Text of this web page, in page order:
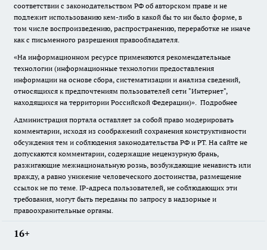
соответствии с законодательством РФ об авторском праве и не
подлежит использованию кем-либо в какой бы то ни было форме, в
том числе воспроизведению, распространению, переработке не иначе
как с письменного разрешения правообладателя.
«На информационном ресурсе применяются рекомендательные
технологии (информационные технологии предоставления
информации на основе сбора, систематизации и анализа сведений,
относящихся к предпочтениям пользователей сети "Интернет",
находящихся на территории Российской Федерации)». Подробнее
Администрация портала оставляет за собой право модерировать
комментарии, исходя из соображений сохранения конструктивности
обсуждения тем и соблюдения законодательства РФ и РТ. На сайте не
допускаются комментарии, содержащие нецензурную брань,
разжигающие межнациональную рознь, возбуждающие ненависть или
вражду, а равно унижение человеческого достоинства, размещение
ссылок не по теме. IP-адреса пользователей, не соблюдающих эти
требования, могут быть переданы по запросу в надзорные и
правоохранительные органы.
16+